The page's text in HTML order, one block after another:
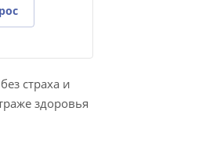
страха и
здоровья